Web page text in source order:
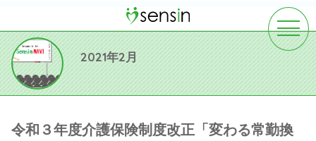
toggle
2021年2月
令和３年度介護保険制度改正「変わる常勤換